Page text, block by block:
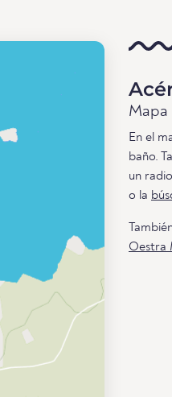
Mapa
En el
baño.
un
o la
Oestra